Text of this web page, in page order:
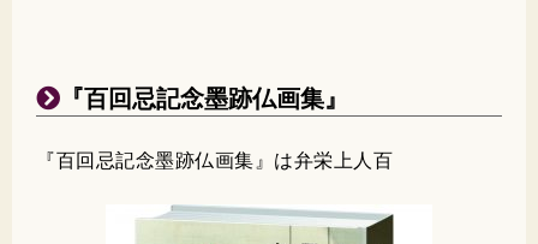
『百回忌記念墨跡仏画集』
『百回忌記念墨跡仏画集』は弁栄上人百